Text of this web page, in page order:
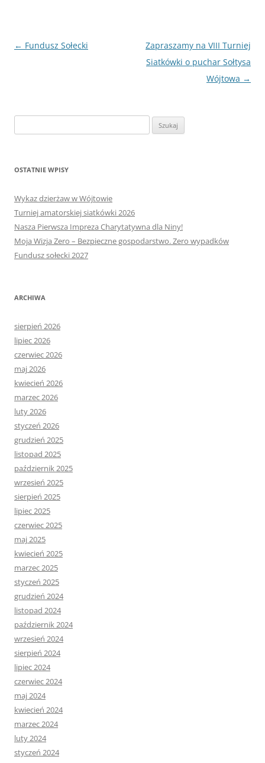
Nawigacja
← Fundusz Sołecki
Zapraszamy na VIII Turniej
Siatkówki o puchar Sołtysa
Wójtowa →
OSTATNIE WPISY
Wykaz dzierżaw w Wójtowie
Turniej amatorskiej siatkówki 2026
Nasza Pierwsza Impreza Charytatywna dla Niny!
Moja Wizja Zero – Bezpieczne gospodarstwo. Zero wypadków
Fundusz sołecki 2027
ARCHIWA
sierpień 2026
lipiec 2026
czerwiec 2026
maj 2026
kwiecień 2026
marzec 2026
luty 2026
styczeń 2026
grudzień 2025
listopad 2025
październik 2025
wrzesień 2025
sierpień 2025
lipiec 2025
czerwiec 2025
maj 2025
kwiecień 2025
marzec 2025
styczeń 2025
grudzień 2024
listopad 2024
październik 2024
wrzesień 2024
sierpień 2024
lipiec 2024
czerwiec 2024
maj 2024
kwiecień 2024
marzec 2024
luty 2024
styczeń 2024